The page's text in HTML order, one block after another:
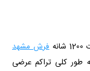
فرش مشهد
طور کلی تراکم عرضی